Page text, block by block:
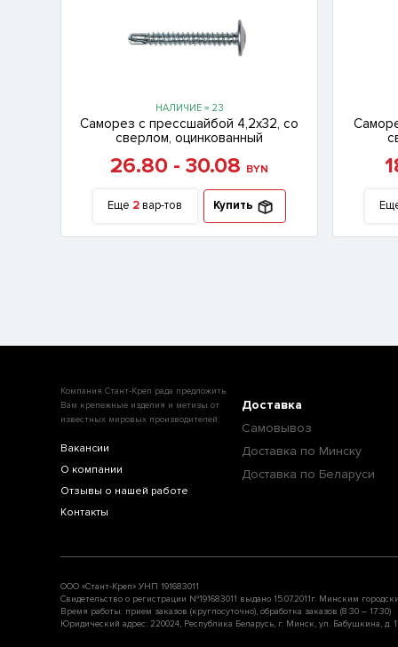
НАЛИЧИЕ = 23
Саморез с прессшайбой 4,2х32, со
сверлом, оцинкованный
26.80 - 30.08 BYN
Еще 2вар-тов Купить
Компания Стант-Креп рада предложить
Вам крепежные изделия и метизы от
известных мировых производителей.
Вакансии
О компании
Отзывы о нашей работе
Контакты
Доставка
Самовывоз
Доставка по Минску
Доставка по Беларуси
ООО «Стант-Креп» УНП 191683011
Свидетельство о регистрации №191683011 выдано 15.07.2011г. Минским
Время работы: прием заказов (круглосуточно), обработка заказов (8:30 – 17:30)
Юридический адрес: 220024, Республика Беларусь, г. Минск, ул. Бабушкина, д.